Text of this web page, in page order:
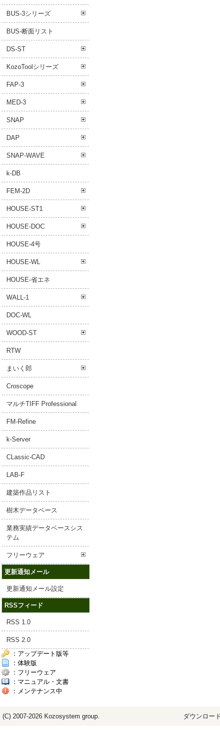
BUS-3シリーズ
BUS-断面リスト
DS-ST
KozoToolシリーズ
FAP-3
MED-3
SNAP
DAP
SNAP-WAVE
k-DB
FEM-2D
HOUSE-ST1
HOUSE-DOC
HOUSE-4号
HOUSE-WL
HOUSE-省エネ
WALL-1
DOC-WL
WOOD-ST
RTW
まいく郎
Croscope
マルチTIFF Professional
FM-Refine
k-Server
CLassic-CAD
LAB-F
建築作品リスト
樹木データベース
業務実績データベースシス
テム
フリーウェア
更新通知メール
更新通知メール設定
RSSフィード
RSS 1.0
RSS 2.0
：アップデート版等
：体験版
：フリーウェア
：マニュアル・文書
：メンテナンス中
(C) 2007-2026 Kozosystem group. ダウンロー